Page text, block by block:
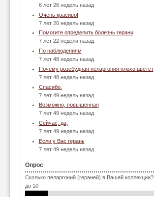
6 лет 26 недель назад
Очень красиво!
7 лет 20 недель назад
Помогите определить болезнь герани
7 лет 22 недели назад
По наблюдениям
7 лет 48 недель назад
Почему розебудная пеларгония плохо цветет
7 лет 48 недель назад
Спасибо.
7 лет 49 недель назад
Возможно, повышенная
7 лет 49 недель назад
Сейчас, да,
7 лет 49 недель назад
Если у Вас герань
7 лет 49 недель назад
Опрос
Сколько пеларгоний (гераней) в Вашей коллекции?
до 10